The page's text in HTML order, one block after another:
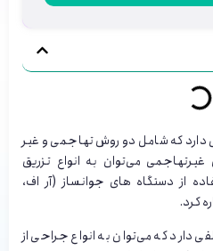
دارد که شامل دو روش تهاجمی و غیر
می‌توان به انواع تزریق
از دستگاه های جوانساز (آر اف،
کرد.
دارد که می‌توان به انواع جراحی از